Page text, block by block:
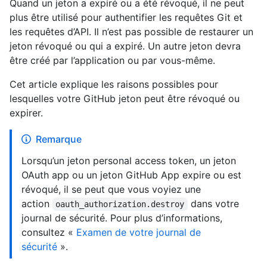
Quand un jeton a expiré ou a été révoqué, il ne peut
plus être utilisé pour authentifier les requêtes Git et
les requêtes d’API. Il n’est pas possible de restaurer un
jeton révoqué ou qui a expiré. Un autre jeton devra
être créé par l’application ou par vous-même.
Cet article explique les raisons possibles pour
lesquelles votre GitHub jeton peut être révoqué ou
expirer.
Remarque
Lorsqu’un jeton personal access token, un jeton
OAuth app ou un jeton GitHub App expire ou est
révoqué, il se peut que vous voyiez une
action
oauth_authorization.destroy
dans votre
journal de sécurité. Pour plus d’informations,
consultez « Examen de votre journal de
sécurité ».